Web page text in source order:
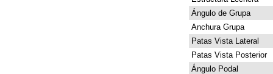
Ángulo de Grupa
Anchura Grupa
Patas Vista Lateral
Patas Vista Posterior
Ángulo Podal